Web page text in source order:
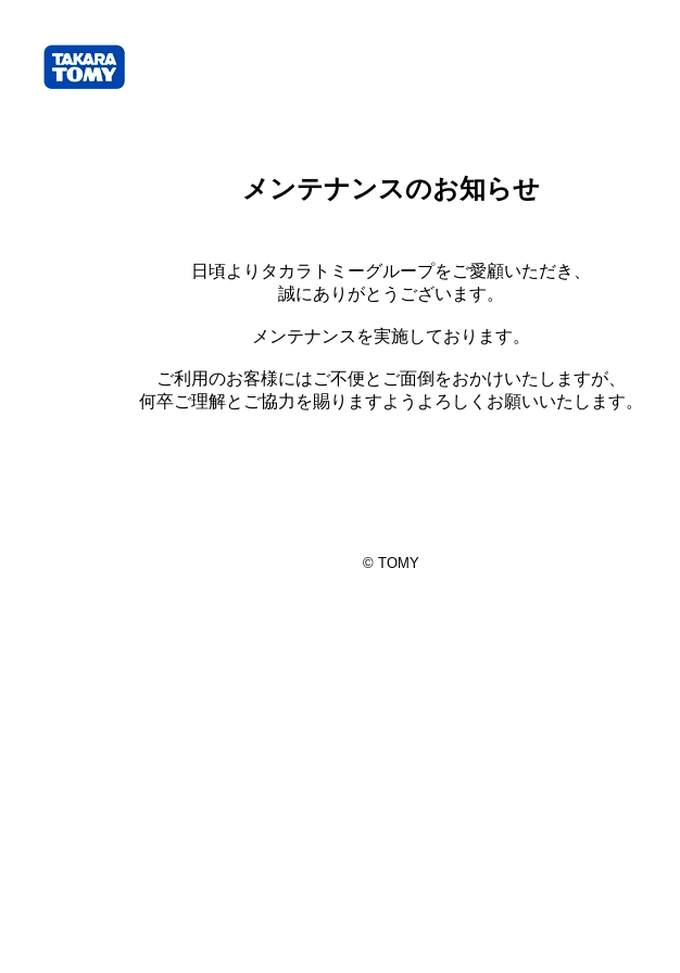
メンテナンスのお知らせ
日頃よりタカラトミーグループをご愛顧いただき、
誠にありがとうございます。
メンテナンスを実施しております。
ご利用のお客様にはご不便とご面倒をおかけいたしますが、
何卒ご理解とご協力を賜りますようよろしくお願いいたします。
© TOMY